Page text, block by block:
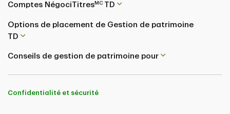
Comptes NégociTitres MC TD
Options de placement de Gestion de patrimoine
TD
Conseils de gestion de patrimoine pour
Confidentialité et sécurité